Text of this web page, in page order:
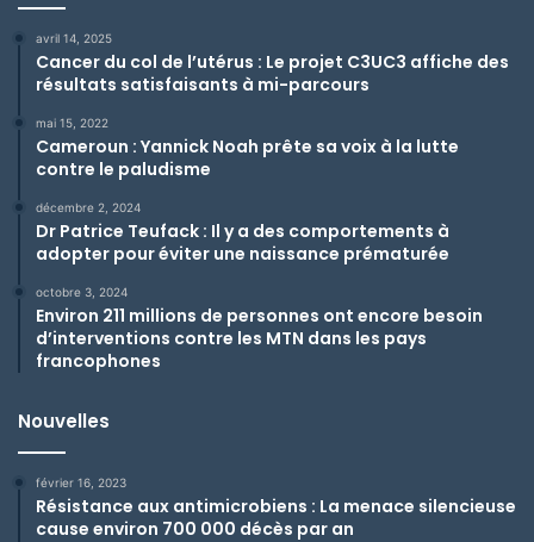
avril 14, 2025
Cancer du col de l’utérus : Le projet C3UC3 affiche des
résultats satisfaisants à mi-parcours
mai 15, 2022
Cameroun : Yannick Noah prête sa voix à la lutte
contre le paludisme
décembre 2, 2024
Dr Patrice Teufack : Il y a des comportements à
adopter pour éviter une naissance prématurée
octobre 3, 2024
Environ 211 millions de personnes ont encore besoin
d’interventions contre les MTN dans les pays
francophones
Nouvelles
février 16, 2023
Résistance aux antimicrobiens : La menace silencieuse
cause environ 700 000 décès par an